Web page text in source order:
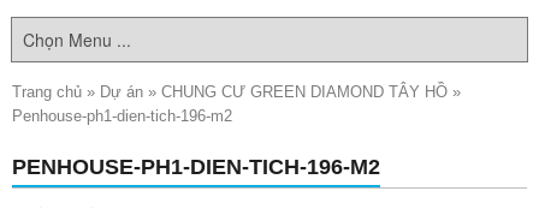
Trang chủ » Dự án » CHUNG CƯ GREEN DIAMOND TÂY HỒ »
Penhouse-ph1-dien-tich-196-m2
PENHOUSE-PH1-DIEN-TICH-196-M2